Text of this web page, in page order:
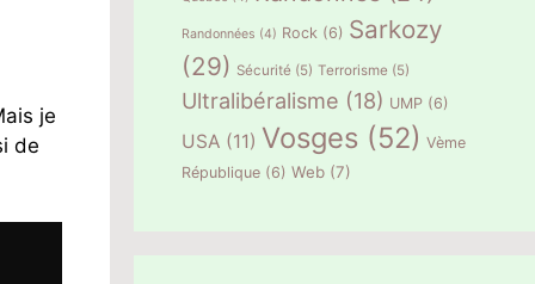
je
de
Randonnées (4) Rock (6) Sarkozy
(29) Sécurité (5) Terrorisme (5)
Ultralibéralisme (18) UMP (6)
USA (11) Vosges (52) Vème
République (6) Web (7)